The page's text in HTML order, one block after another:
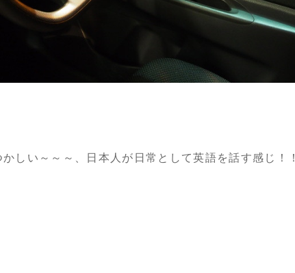
しい～～～、日本人が日常として英語を話す感じ！！